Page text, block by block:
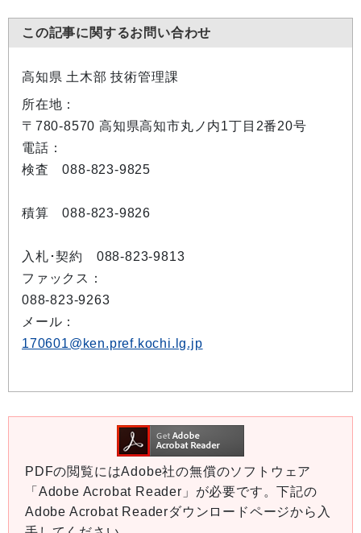
この記事に関するお問い合わせ
高知県 土木部 技術管理課
所在地：
〒780-8570 高知県高知市丸ノ内1丁目2番20号
電話：
検査 088-823-9825
積算 088-823-9826
入札･契約 088-823-9813
ファックス：
088-823-9263
メール：
170601@ken.pref.kochi.lg.jp
PDFの閲覧にはAdobe社の無償のソフトウェア
「Adobe Acrobat Reader」が必要です。下記の
Adobe Acrobat Readerダウンロードページから入